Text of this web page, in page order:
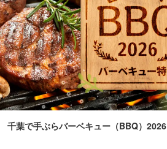
千葉で手ぶらバーベキュー（BBQ）2026